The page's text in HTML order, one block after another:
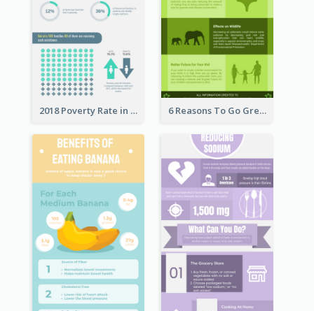
2018 Poverty Rate in the United States Infographic 6 Reasons To Go Green